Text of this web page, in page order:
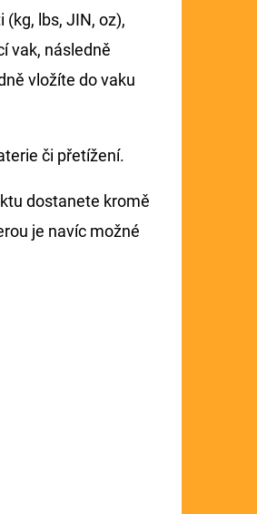
lbs, JIN, oz),
vak, následně
vložíte do vaku
či přetížení.
dostanete kromě
je navíc možné